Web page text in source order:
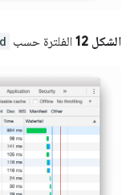
الشكل 12 الفلترة حسب